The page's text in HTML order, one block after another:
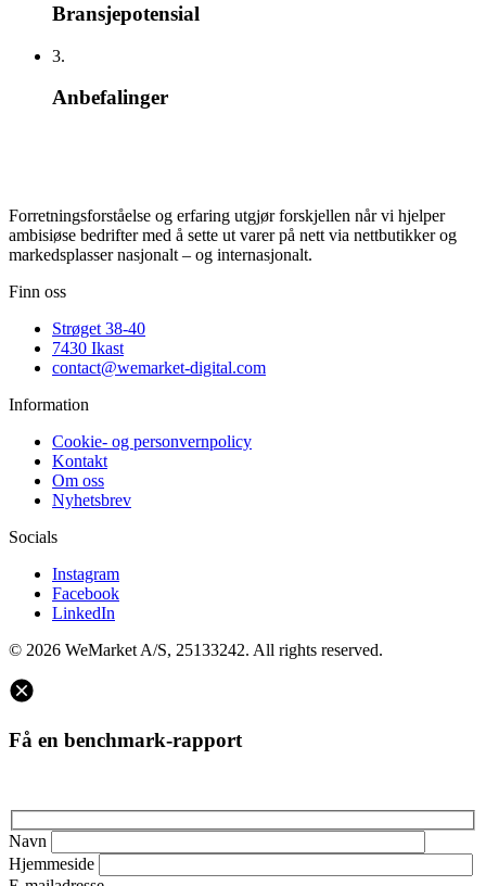
Bransjepotensial
3.
Anbefalinger
Forretningsforståelse og erfaring utgjør forskjellen når vi hjelper
ambisiøse bedrifter med å sette ut varer på nett via nettbutikker og
markedsplasser nasjonalt – og internasjonalt.
Finn oss
Strøget 38-40
7430 Ikast
contact@wemarket-digital.com
Information
Cookie- og personvernpolicy
Kontakt
Om oss
Nyhetsbrev
Socials
Instagram
Facebook
LinkedIn
© 2026 WeMarket A/S, 25133242. All rights reserved.
Få en benchmark-rapport
Navn
Hjemmeside